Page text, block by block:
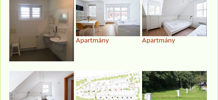
Apartmány Apartmány